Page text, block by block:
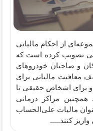
۱۴۰۴، دولت مجموعه‌ای از احکام مالیاتی
تصویب کرده است که
و صاحبان خودروهای
معافیت مالیاتی برای
تومان و برای اشخاص حقیقی تا
همچنین مراکز درمانی
به عنوان مالیات علی‌الحساب
کنند.....